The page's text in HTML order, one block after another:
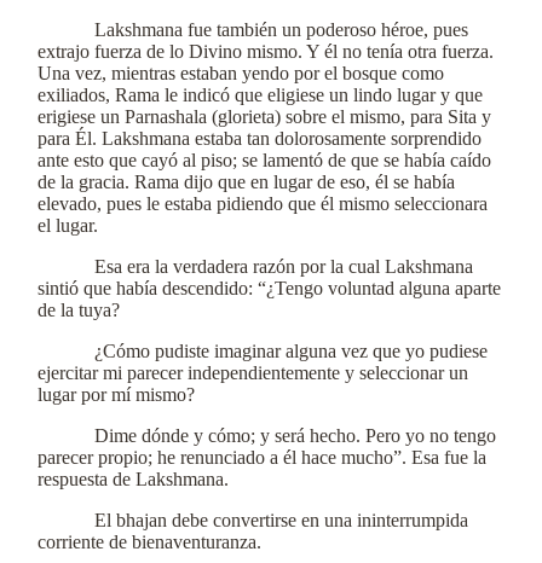
Lakshmana fue también un poderoso héroe, pues
extrajo fuerza de lo Divino mismo. Y él no tenía otra fuerza.
Una vez, mientras estaban yendo por el bosque como
exiliados, Rama le indicó que eligiese un lindo lugar y que
erigiese un Parnashala (glorieta) sobre el mismo, para Sita y
para Él. Lakshmana estaba tan dolorosamente sorprendido
ante esto que cayó al piso; se lamentó de que se había caído
de la gracia. Rama dijo que en lugar de eso, él se había
elevado, pues le estaba pidiendo que él mismo seleccionara
el lugar.
Esa era la verdadera razón por la cual Lakshmana
sintió que había descendido: “¿Tengo voluntad alguna aparte
de la tuya?
¿Cómo pudiste imaginar alguna vez que yo pudiese
ejercitar mi parecer independientemente y seleccionar un
lugar por mí mismo?
Dime dónde y cómo; y será hecho. Pero yo no tengo
parecer propio; he renunciado a él hace mucho”. Esa fue la
respuesta de Lakshmana.
El bhajan debe convertirse en una ininterrumpida
corriente de bienaventuranza.